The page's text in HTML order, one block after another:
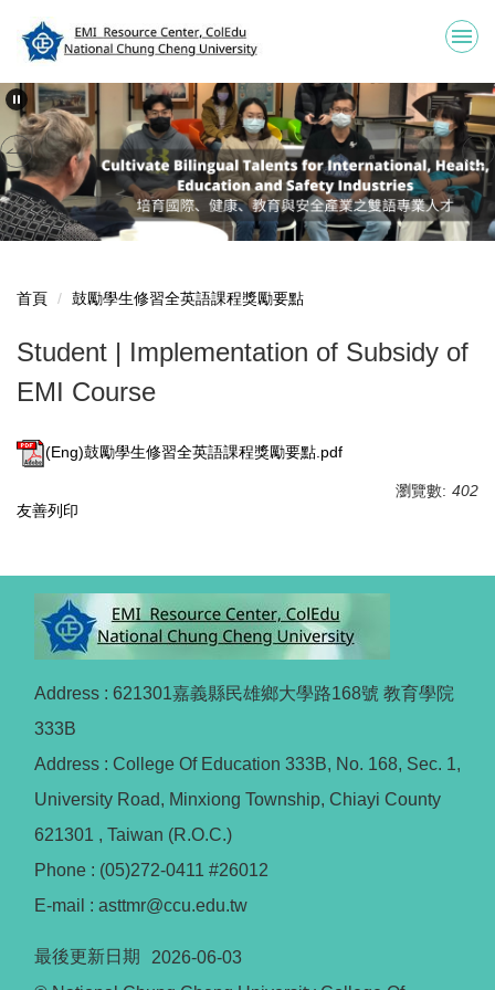
到
要
內
容
區
首頁 鼓勵學生修習全英語課程獎勵要點
Student | Implementation of Subsidy of
EMI Course
(Eng)鼓勵學生修習全英語課程獎勵要點.pdf
瀏覽數: 402
友善列印
Address : 621301嘉義縣民雄鄉大學路168號 教育學院
333B
Address : College Of Education 333B, No. 168, Sec. 1,
University Road, Minxiong Township, Chiayi County
621301 , Taiwan (R.O.C.)
Phone : (05)272-0411 #26012
E-mail : asttmr@ccu.edu.tw
最後更新日期
2026-06-03